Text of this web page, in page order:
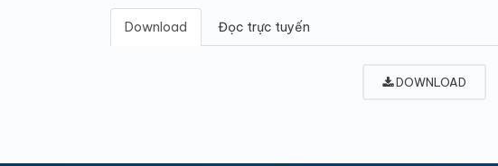
Download Đọc trực tuyến
DOWNLOAD